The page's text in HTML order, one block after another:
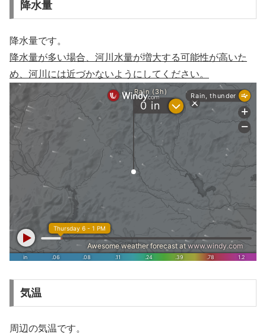
降水量
降水量です。
降水量が多い場合、河川水量が増大する可能性が高いた
め、河川には近づかないようにしてください。
気温
周辺の気温です。